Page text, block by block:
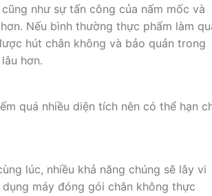
như sự tấn công của nấm mốc và
Nếu bình thường thực phẩm làm
hút chân không và bảo quản trong
hơn.
quá nhiều diện tích nên có thể hạn
lúc, nhiều khả năng chúng sẽ lây vi
máy đóng gói chân không thực